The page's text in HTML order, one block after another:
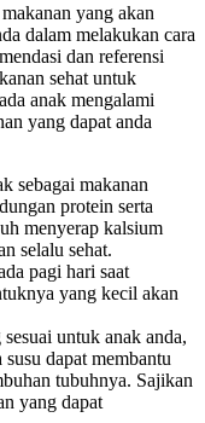
yang akan
dalam melakukan cara
dan referensi
sehat untuk
anak mengalami
yang dapat anda
sebagai makanan
protein serta
menyerap kalsium
selalu sehat.
pagi hari saat
yang kecil akan
untuk anak anda,
dapat membantu
tubuhnya. Sajikan
yang dapat